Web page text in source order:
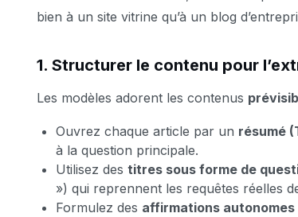
bien à un site vitrine qu’à un blog
1. Structurer le contenu pour
Les modèles adorent les contenus
Ouvrez chaque article par un résumé
à la question principale.
Utilisez des titres sous forme de
») qui reprennent les requêtes réelles
Formulez des affirmations autonomes